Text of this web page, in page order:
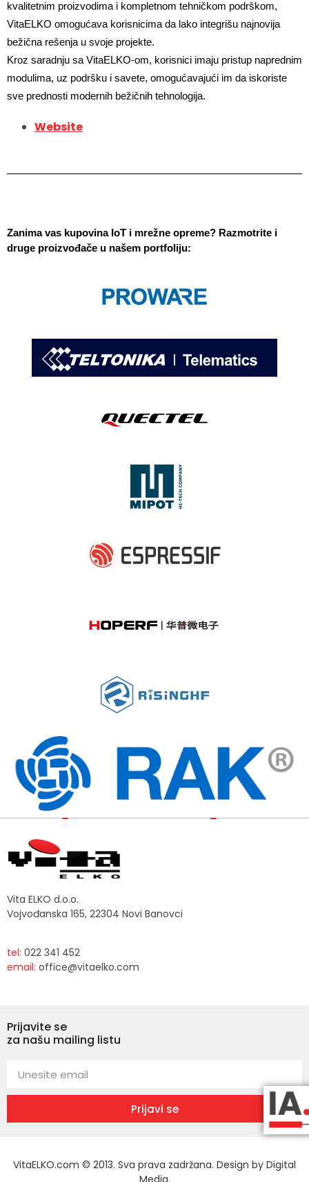
kvalitetnim proizvodima i kompletnom tehničkom podrškom,
VitaELKO omogućava korisnicima da lako integrišu najnovija
bežična rešenja u svoje projekte.
Kroz saradnju sa VitaELKO-om, korisnici imaju pristup naprednim
modulima, uz podršku i savete, omogućavajući im da iskoriste
sve prednosti modernih bežičnih tehnologija.
Website
Zanima vas kupovina IoT i mrežne opreme? Razmotrite i
druge proizvođače u našem portfoliju:
Vita ELKO d.o.o.
Vojvođanska 165, 22304 Novi Banovci
tel: 022 341 452
email: office@vitaelko.com
Prijavite se
za našu mailing listu
Prijavi se
VitaELKO.com © 2013. Sva prava zadržana. Design by Digital